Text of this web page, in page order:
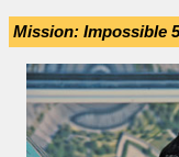
Mission: Impossible 5